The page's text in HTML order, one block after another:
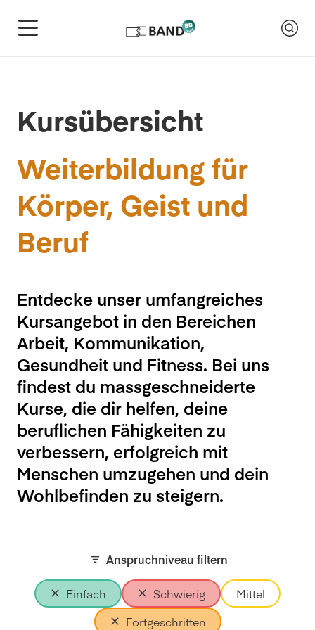
Kursübersicht
Weiterbildung für
Körper, Geist und
Beruf
Entdecke unser umfangreiches
Kursangebot in den Bereichen
Arbeit, Kommunikation,
Gesundheit und Fitness. Bei uns
findest du massgeschneiderte
Kurse, die dir helfen, deine
beruflichen Fähigkeiten zu
verbessern, erfolgreich mit
Menschen umzugehen und dein
Wohlbefinden zu steigern.
Anspruchniveau filtern
Einfach Schwierig
Mittel
Fortgeschritten